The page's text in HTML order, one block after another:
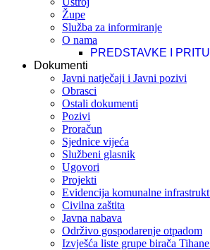
Župe
Služba za informiranje
O nama
PREDSTAVKE I
Dokumenti
Javni natječaji i Javni pozivi
Obrasci
Ostali dokumenti
Pozivi
Proračun
Sjednice vijeća
Službeni glasnik
Ugovori
Projekti
Evidencija komunalne
Civilna zaštita
Javna nabava
Održivo gospodarenje otpadom
Izvješća liste grupe birača